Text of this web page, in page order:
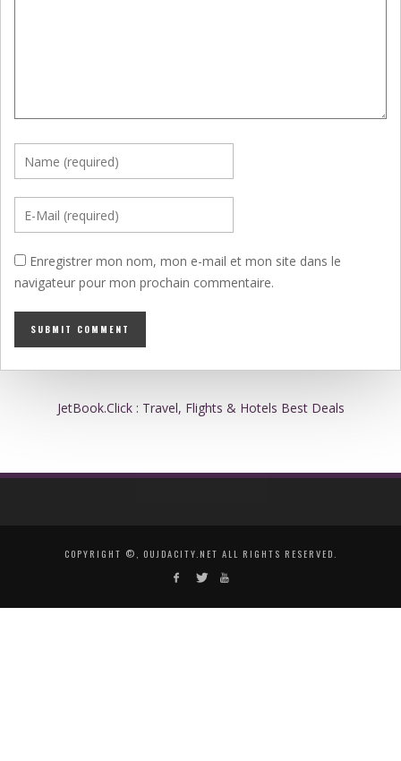
Enregistrer mon nom, mon e-mail et mon site dans le
navigateur pour mon prochain commentaire.
JetBook.Click : Travel, Flights & Hotels Best Deals
COPYRIGHT ©, OUJDACITY.NET ALL RIGHTS RESERVED.